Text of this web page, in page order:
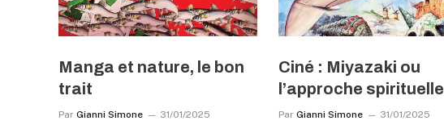
Manga et nature, le bon
trait
Par Gianni Simone 31/01/2025
Ciné : Miyazaki ou
l’approche spirituelle
Par Gianni Simone 31/01/2025